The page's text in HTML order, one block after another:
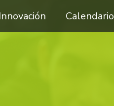
Innovación Calendario